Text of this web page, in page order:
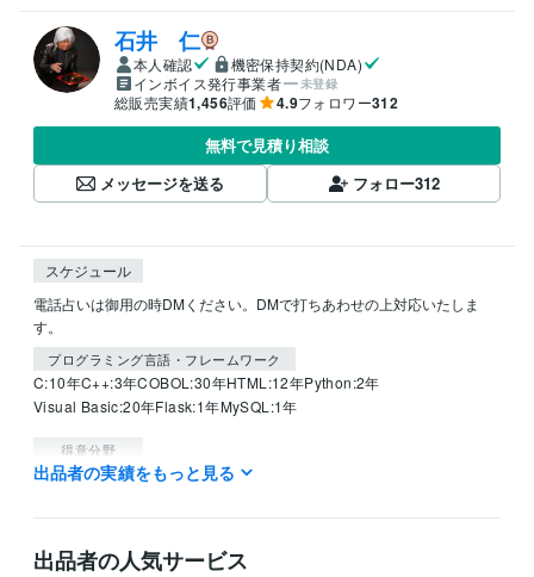
石井 仁
本人確認
機密保持契約(NDA)
インボイス発行事業者
未登録
総販売実績1,456評価 4.9フォロワー312
無料で見積り相談
メッセージを送る
フォロー312
スケジュール
電話占いは御用の時DMください。DMで打ちあわせの上対応いたしま
す。
プログラミング言語・フレームワーク
C:10年C++:3年COBOL:30年HTML:12年Python:2年
Visual Basic:20年Flask:1年MySQL:1年
得意分野
占い 密教占星法・梅花心易・地理風水
出品者の実績をもっと見る
出品者の人気サービス